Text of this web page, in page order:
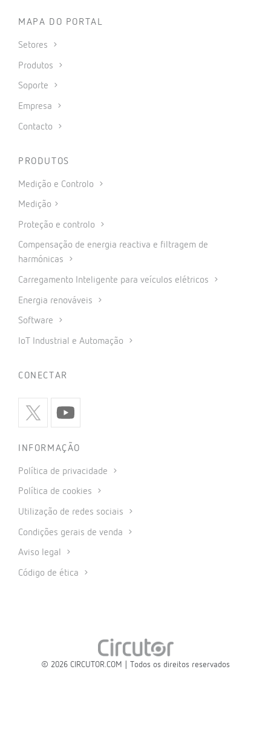
MAPA DO PORTAL
Setores
Produtos
Soporte
Empresa
Contacto
PRODUTOS
Medição e Controlo
Medição
Proteção e controlo
Compensação de energia reactiva e filtragem de
harmónicas
Carregamento Inteligente para veículos elétricos
Energia renováveis
Software
IoT Industrial e Automação
CONECTAR
INFORMAÇÃO
Política de privacidade
Política de cookies
Utilização de redes sociais
Condições gerais de venda
Aviso legal
Código de ética
© 2026 CIRCUTOR.COM | Todos os direitos reservados